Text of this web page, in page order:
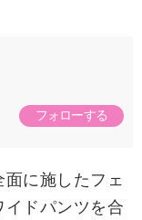
フォローする
に施したフェ
イドパンツを合